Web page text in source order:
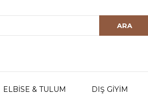
ELBİSE & TULUM DIŞ GİYİM